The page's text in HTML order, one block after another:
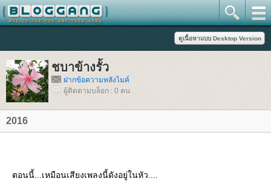
ชบาข้างรั้ว
ฝากข้อความหลังไมค์
ผู้ติดตามบล็อก : 0 คน
2016
ตอนนี้...เหมือนเสียงเพลงนี้ดังอยู่ในหัว....